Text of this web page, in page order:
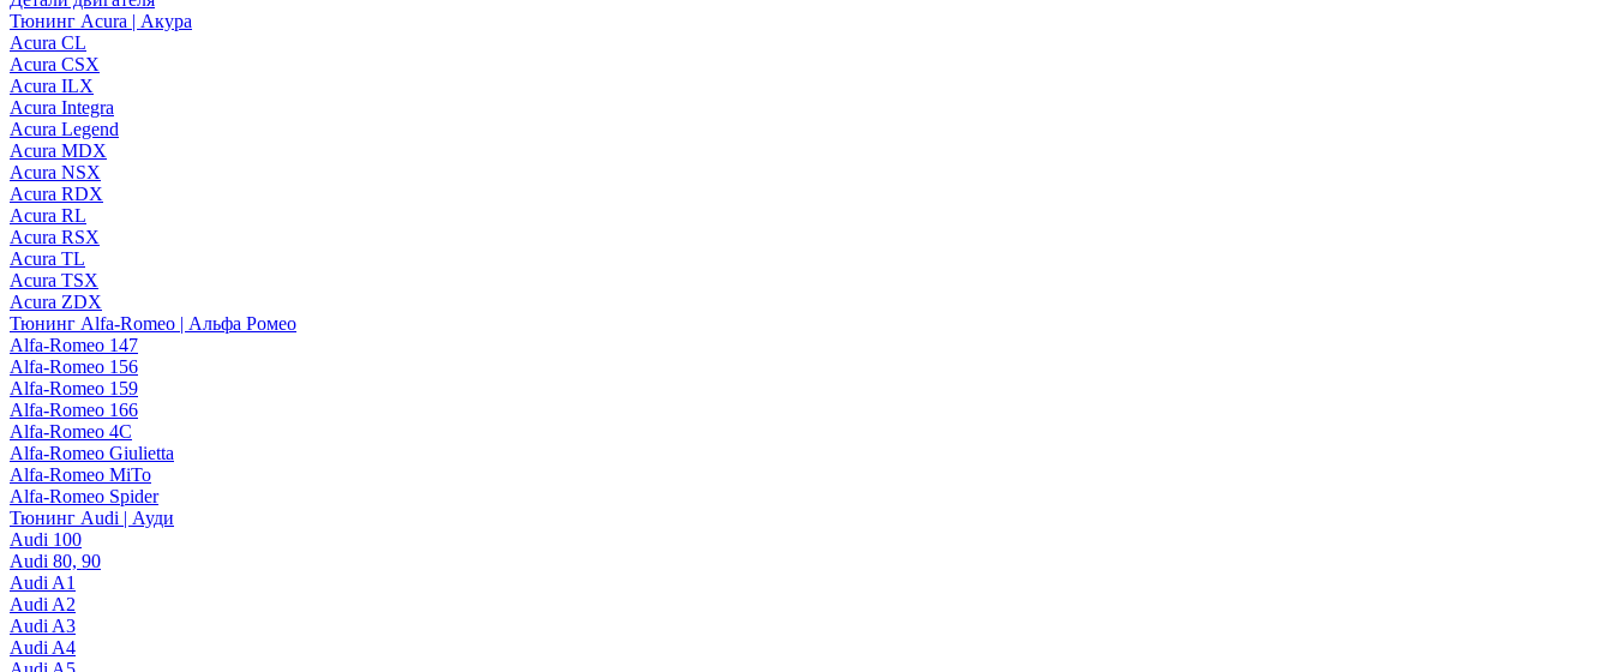
Тюнинг Acura | Акура
Acura CL
Acura CSX
Acura ILX
Acura Integra
Acura Legend
Acura MDX
Acura NSX
Acura RDX
Acura RL
Acura RSX
Acura TL
Acura TSX
Acura ZDX
Тюнинг Alfa-Romeo | Альфа Ромео
Alfa-Romeo 147
Alfa-Romeo 156
Alfa-Romeo 159
Alfa-Romeo 166
Alfa-Romeo 4C
Alfa-Romeo Giulietta
Alfa-Romeo MiTo
Alfa-Romeo Spider
Тюнинг Audi | Ауди
Audi 100
Audi 80, 90
Audi A1
Audi A2
Audi A3
Audi A4